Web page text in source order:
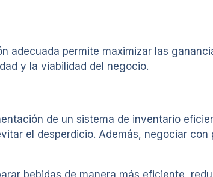
adecuada permite maximizar las
y la viabilidad del negocio.
de un sistema de inventario
el desperdicio. Además, negociar con